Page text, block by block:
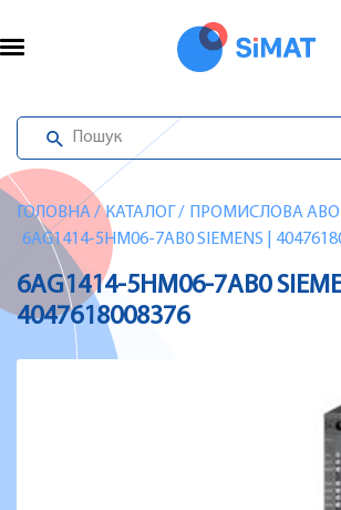
ГОЛОВНА/ КАТАЛОГ / ПРОМИСЛОВА
6AG1414-5HM06-7AB0 SIEMENS |
6AG1414-5HM06-7AB0
4047618008376